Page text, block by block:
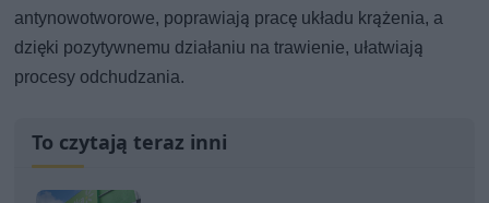
antynowotworowe, poprawiają pracę układu krążenia, a
dzięki pozytywnemu działaniu na trawienie, ułatwiają
procesy odchudzania.
To czytają teraz inni